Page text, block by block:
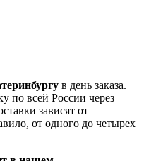
в день заказа.
по всей России через
зависят от
от одного до четырех